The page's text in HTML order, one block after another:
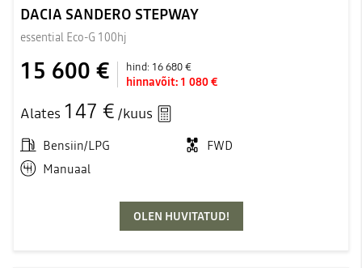
DACIA SANDERO STEPWAY
essential Eco-G 100hj
15 600 € hind: 16 680 €
hinnavõit: 1 080 €
Alates 147 € /kuus
Bensiin/LPG
FWD
Manuaal
OLEN HUVITATUD!